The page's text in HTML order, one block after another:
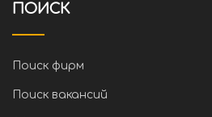
ПОИСК
Поиск фирм
Поиск вакансий